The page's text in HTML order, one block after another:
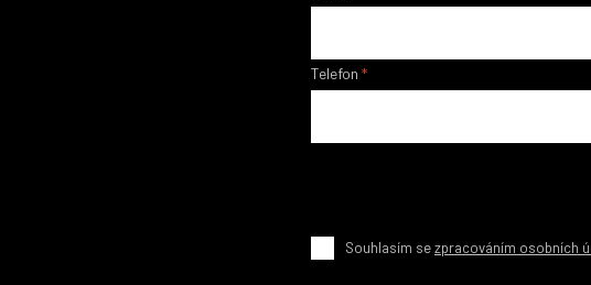
Telefon *
Souhlasím sezpracováním osobních